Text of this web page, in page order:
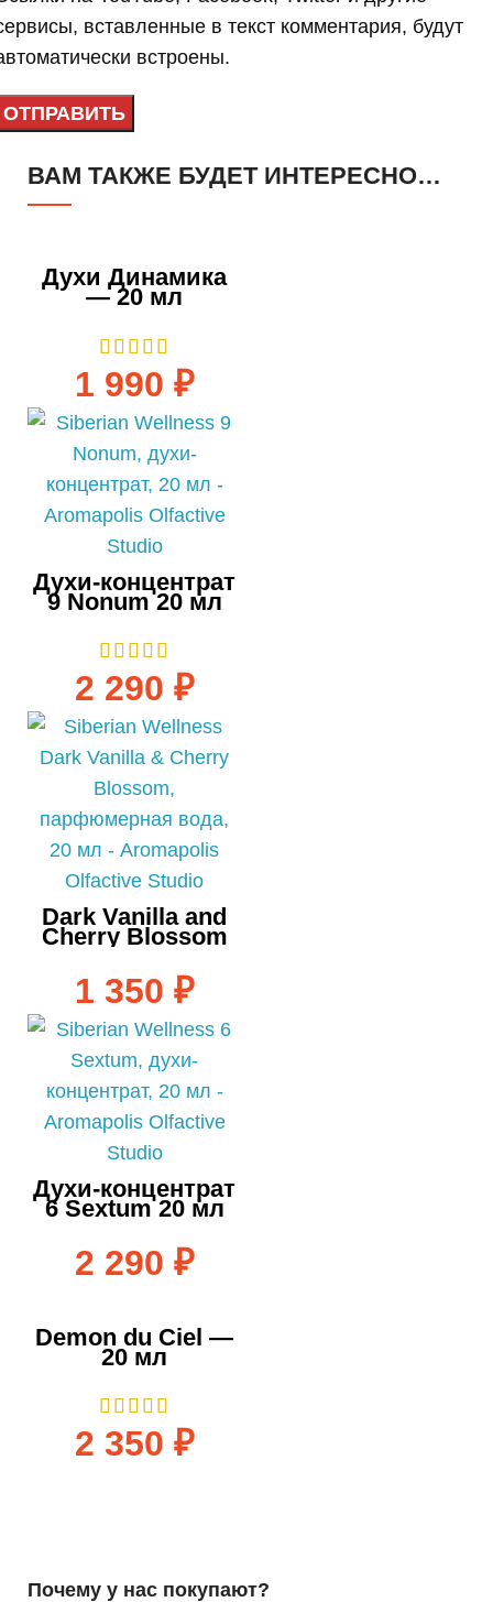
вставленные в текст комментария, будут
встроены.
ВАМ ТАКЖЕ БУДЕТ ИНТЕРЕСНО…
Духи Динамика
— 20 мл
1 990 ₽
Духи-концентрат
9 Nonum 20 мл
2 290 ₽
Dark Vanilla and
Cherry Blossom
парфюм 20 мл
1 350 ₽
Духи-концентрат
6 Sextum 20 мл
2 290 ₽
Demon du Ciel —
20 мл
2 350 ₽
Почему у нас покупают?